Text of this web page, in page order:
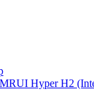
Hyper H2